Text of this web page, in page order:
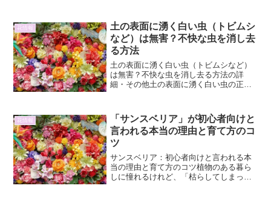
花情報
土の表面に湧く白い虫（トビムシ
など）は無害？不快な虫を消し去
る方法
土の表面に湧く白い虫（トビムシなど）
は無害？不快な虫を消し去る方法の詳
細・その他土の表面に湧く白い虫の正体
ることがあります。これらの虫は、トビ
ムシ（springtail...
花情報
「サンスベリア」が初心者向けと
言われる本当の理由と育て方のコ
ツ
サンスベリア：初心者向けと言われる本
当の理由と育て方のコツ植物のある暮ら
しに憧れるけれど、「枯らしてしまった